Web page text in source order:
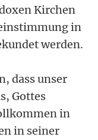
Kirchen
in
werden.
dass unser
Gottes
in
in seiner